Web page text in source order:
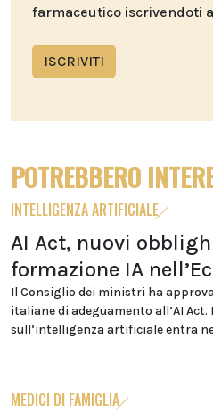
farmaceutico iscrivendoti
ISCRIVITI
POTREBBERO
INTELLIGENZA ARTIFICIALE
AI Act, nuovi
formazione IA
Il Consiglio dei ministri ha
italiane di adeguamento all’AI Act.
sull’intelligenza artificiale entra
MEDICI DI FAMIGLIA